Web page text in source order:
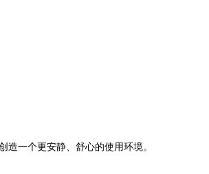
一个更安静、舒心的使用环境。